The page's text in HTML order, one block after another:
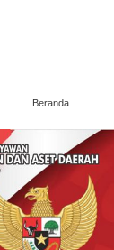
Beranda